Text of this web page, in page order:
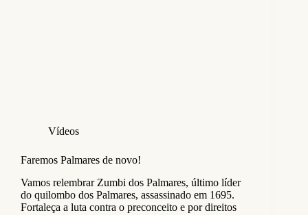
Vídeos
Faremos Palmares de novo!
Vamos relembrar Zumbi dos Palmares, último líder
do quilombo dos Palmares, assassinado em 1695.
Fortaleça a luta contra o preconceito e por direitos